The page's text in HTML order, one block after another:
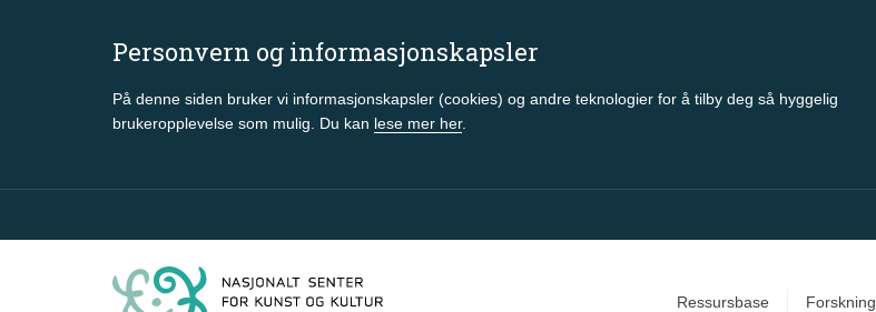
Personvern og informasjonskapsler
På denne siden bruker vi informasjonskapsler (cookies) og andre teknologier for å tilby deg så hyggelig
brukeropplevelse som mulig. Du kan lese mer her.
Gå til hovedinnhold
Ressursbase